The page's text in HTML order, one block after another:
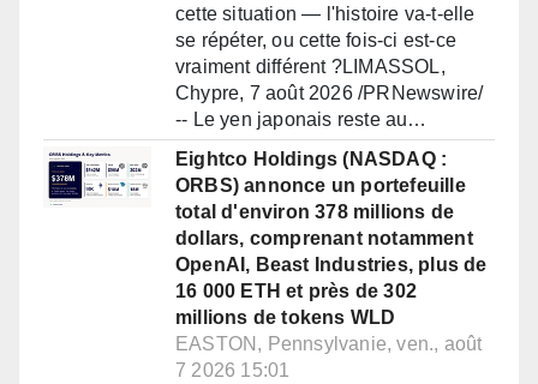
cette situation — l'histoire va-t-elle
se répéter, ou cette fois-ci est-ce
vraiment différent ?LIMASSOL,
Chypre, 7 août 2026 /PRNewswire/
-- Le yen japonais reste au…
Eightco Holdings (NASDAQ :
ORBS) annonce un portefeuille
total d'environ 378 millions de
dollars, comprenant notamment
OpenAI, Beast Industries, plus de
16 000 ETH et près de 302
millions de tokens WLD
EASTON, Pennsylvanie, ven., août
7 2026 15:01